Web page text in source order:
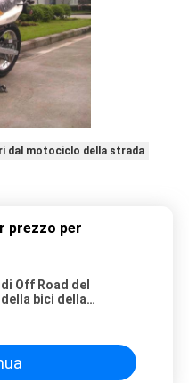
dal motociclo della strada
prezzo per
Off Road del
bici della
di raffreddamento